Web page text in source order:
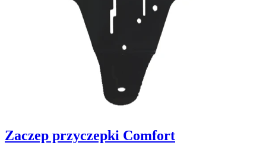
Zaczep przyczepki Comfort